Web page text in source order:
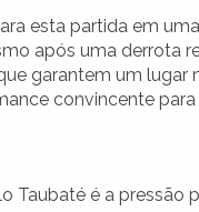
esta partida em
após uma derrota
garantem um lugar
convincente
Taubaté é a